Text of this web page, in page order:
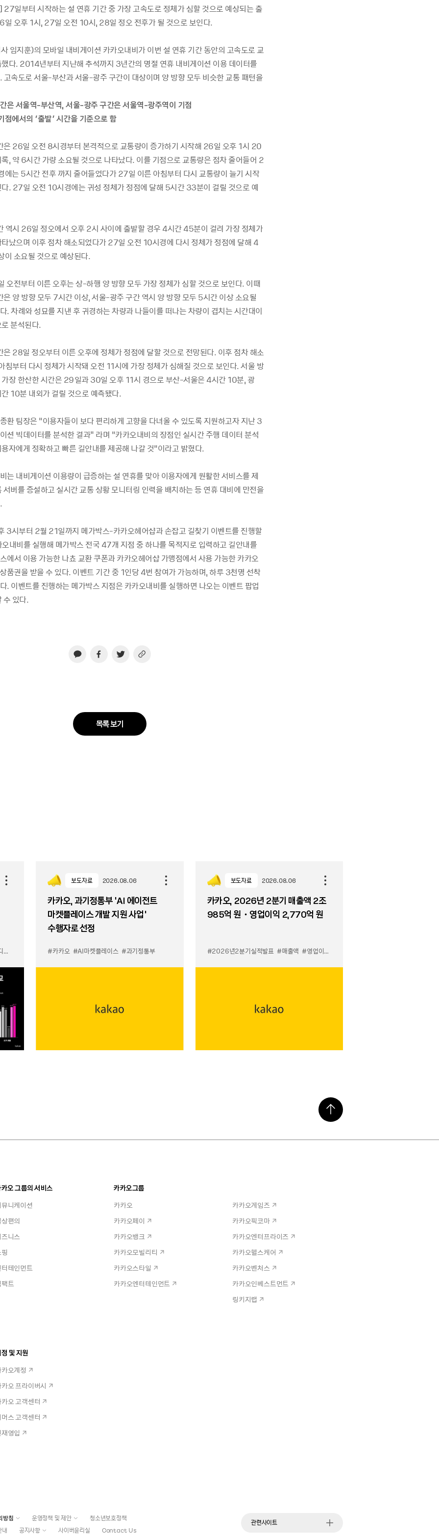
일부터 시작하는 설 연휴 기간 중 가장 고속도로 정체가 심할 것으로 예상되는 출
일 오후 1시, 27일 오전 10시, 28일 정오 전후가 될 것으로 보인다.
임지훈)의 모바일 내비게이션 카카오내비가 이번 설 연휴 기간 동안의 고속도로 교
다. 2014년부터 지난해 추석까지 3년간의 명절 연휴 내비게이션 이용 데이터를
고속도로 서울-부산과 서울-광주 구간이 대상이며 양 방향 모두 비슷한 교통 패턴을
은 서울역-부산역, 서울-광주 구간은 서울역-광주역이 기점
점에서의 ‘출발’ 시간을 기준으로 함
은 26일 오전 8시경부터 본격적으로 교통량이 증가하기 시작해 26일 오후 1시 20
, 약 6시간 가량 소요될 것으로 나타났다. 이를 기점으로 교통량은 점차 줄어들어 2
에는 5시간 전후 까지 줄어들었다가 27일 이른 아침부터 다시 교통량이 늘기 시작
. 27일 오전 10시경에는 귀성 정체가 정점에 달해 5시간 33분이 걸릴 것으로 예
역시 26일 정오에서 오후 2시 사이에 출발할 경우 4시간 45분이 걸려 가장 정체가
났으며 이후 점차 해소되었다가 27일 오전 10시경에 다시 정체가 정점에 달해 4
이 소요될 것으로 예상된다.
오전부터 이른 오후는 상-하행 양 방향 모두 가장 정체가 심할 것으로 보인다. 이때
양 방향 모두 7시간 이상, 서울-광주 구간 역시 양 방향 모두 5시간 이상 소요될
. 차례와 성묘를 지낸 후 귀경하는 차량과 나들이를 떠나는 차량이 겹치는 시간대이
분석된다.
28일 정오부터 이른 오후에 정체가 정점에 달할 것으로 전망된다. 이후 점차 해소
침부터 다시 정체가 시작돼 오전 11시에 가장 정체가 심해질 것으로 보인다. 서울 방
가장 한산한 시간은 29일과 30일 오후 11시 경으로 부산-서울은 4시간 10분, 광
10분 내외가 걸릴 것으로 예측됐다.
환 팀장은 “이용자들이 보다 편리하게 고향을 다녀올 수 있도록 지원하고자 지난 3
션 빅데이터를 분석한 결과" 라며 “카카오내비의 장점인 실시간 주행 데이터 분석
자에게 정확하고 빠른 길안내를 제공해 나갈 것”이라고 밝혔다.
는 내비게이션 이용량이 급증하는 설 연휴를 맞아 이용자에게 원활한 서비스를 제
서버를 증설하고 실시간 교통 상황 모니터링 인력을 배치하는 등 연휴 대비에 만전을
3시부터 2월 21일까지 메가박스-카카오헤어샵과 손잡고 길찾기 이벤트를 진행할
내비를 실행해 메가박스 전국 47개 지점 중 하나를 목적지로 입력하고 길안내를
에서 이용 가능한 나쵸 교환 쿠폰과 카카오헤어샵 가맹점에서 사용 가능한 카카오
품권을 받을 수 있다. 이벤트 기간 중 1인당 4번 참여가 가능하며, 하루 3천명 선착
. 이벤트를 진행하는 메가박스 지점은 카카오내비를 실행하면 나오는 이벤트 팝업
수 있다.
목록 보기
보도자료 2026.08.06
카카오, 과기정통부 ‘AI 에이전트
마켓플레이스 개발 지원 사업’
수행자로 선정
#카카오 #AI마켓플레이스 #과기정통부
보도자료 2026.08.06
카카오, 2026년 2분기 매출액 2조
985억 원・영업이익 2,770억 원
#2026년2분기실적발표 #매출액 #영업이익
오 그룹의 서비스
뮤니케이션
편의
즈니스
터테인먼트
팩트
카카오그룹
카카오
카카오페이
카카오뱅크
카카오모빌리티
카카오스타일
카카오엔터테인먼트
카카오게임즈
카카오픽코마
카카오엔터프라이즈
카카오헬스케어
카카오벤처스
카카오인베스트먼트
링키지랩
및 지원
카오계정
카오 프라이버시
카오 고객센터
머스 고객센터
영입
방침 운영정책 및 제안
청소년보호정책
내 공지사항 사이버윤리실 Contact Us
관련사이트